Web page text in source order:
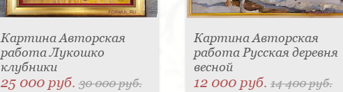
Картина Авторская
работа Лукошко
клубники
25 000 руб.30 000 руб.
Картина Авторская
работа Русская деревня
весной
12 000 руб. 14 400 руб.